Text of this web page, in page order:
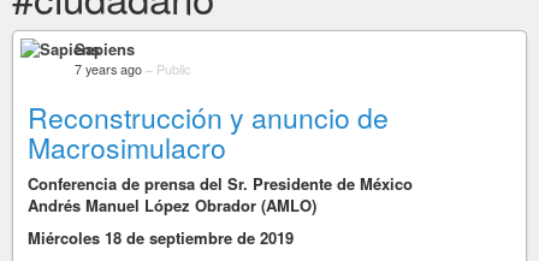
Sapiens
7 years ago – Public
Reconstrucción y anuncio de
Macrosimulacro
Conferencia de prensa del Sr. Presidente de México
Andrés Manuel López Obrador (AMLO)
Miércoles 18 de septiembre de 2019